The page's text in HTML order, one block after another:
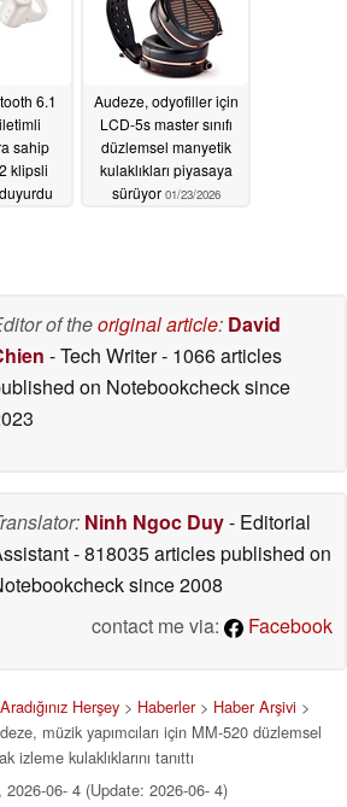
6.1
sahip
klipsli
Audeze, odyofiller için
LCD-5s master sınıfı
düzlemsel manyetik
kulaklıkları piyasaya
sürüyor 01/23/2026
of theoriginal article: David
- Tech Writer- 1066 articles
on Notebookchecksince
Ninh Ngoc Duy- Editorial
- 818035 articles published on
since 2008
contact me via:
Facebook
Herşey > Haberler> Haber Arşivi >
müzik yapımcıları için MM-520 düzlemsel
izleme kulaklıklarını tanıttı
2026-06- 4 (Update: 2026-06- 4)